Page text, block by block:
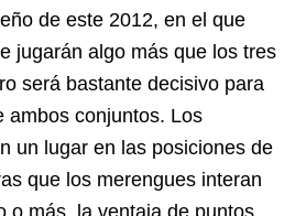
de este 2012, en el que
jugarán algo más que los tres
será bastante decisivo para
ambos conjuntos. Los
un lugar en las posiciones de
que los merengues interan
o más, la ventaja de puntos